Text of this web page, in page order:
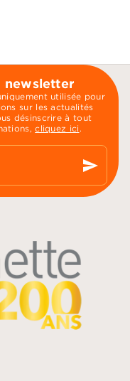
newsletter
utilisée pour
sur les actualités
désinscrire à tout
cliquez ici .
send